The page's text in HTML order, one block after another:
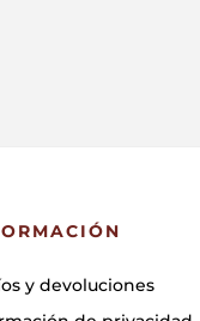
y devoluciones